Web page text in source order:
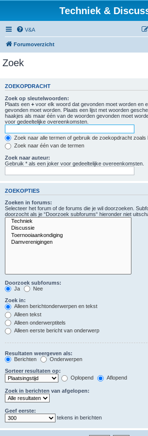
Techniek &
V&A
Forumoverzicht
Zoek
ZOEKOPDRACHT
Zoek op sleutelwoorden:
Plaats een + voor elk woord dat gevonden moet worden en
gevonden moet worden. Plaats een lijst met woorden
haakjes als maar één van de woorden gevonden moet
voor gedeeltelijke overeenkomsten.
Zoek naar alle termen of gebruik de zoekopdracht zoals
Zoek naar één van de termen
Zoek naar auteur:
Gebruik * als een joker voor gedeeltelijke overeenkomsten.
ZOEKOPTIES
Zoeken in forums:
Selecteer het forum of de forums die je wil doorzoeken.
doorzocht als je “Doorzoek subforums“ hieronder niet
Doorzoek subforums:
Ja
Nee
Zoek in:
Alleen berichtonderwerpen en tekst
Alleen tekst
Alleen onderwerptitels
Alleen eerste bericht van onderwerp
Resultaten weergeven als:
Berichten
Onderwerpen
Sorteer resultaten op:
Oplopend
Aflopend
Zoek in berichten van afgelopen:
Geef eerste:
tekens in berichten